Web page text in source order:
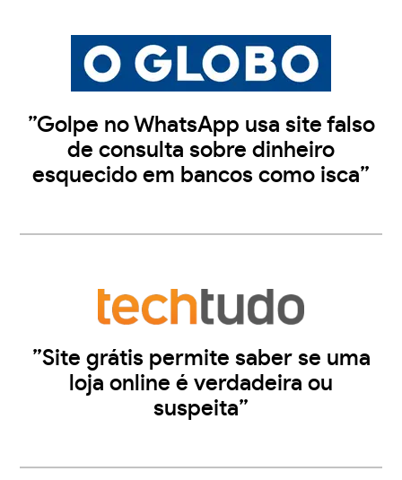
”Golpe no WhatsApp usa site falso
de consulta sobre dinheiro
esquecido em bancos como isca”
”Site grátis permite saber se uma
loja online é verdadeira ou
suspeita”